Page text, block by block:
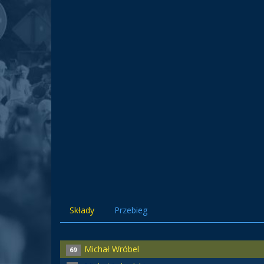
Składy Przebieg
69 Michał Wróbel